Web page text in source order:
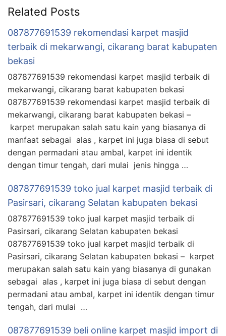
Related Posts
087877691539 rekomendasi karpet masjid
terbaik di mekarwangi, cikarang barat kabupaten
bekasi
087877691539 rekomendasi karpet masjid terbaik di
mekarwangi, cikarang barat kabupaten bekasi
087877691539 rekomendasi karpet masjid terbaik di
mekarwangi, cikarang barat kabupaten bekasi –
karpet merupakan salah satu kain yang biasanya di
manfaat sebagai alas , karpet ini juga biasa di sebut
dengan permadani atau ambal, karpet ini identik
dengan timur tengah, dari mulai jenis hingga …
087877691539 toko jual karpet masjid terbaik di
Pasirsari, cikarang Selatan kabupaten bekasi
087877691539 toko jual karpet masjid terbaik di
Pasirsari, cikarang Selatan kabupaten bekasi
087877691539 toko jual karpet masjid terbaik di
Pasirsari, cikarang Selatan kabupaten bekasi – karpet
merupakan salah satu kain yang biasanya di gunakan
sebagai alas , karpet ini juga biasa di sebut dengan
permadani atau ambal, karpet ini identik dengan timur
tengah, dari mulai …
087877691539 beli online karpet masjid import di